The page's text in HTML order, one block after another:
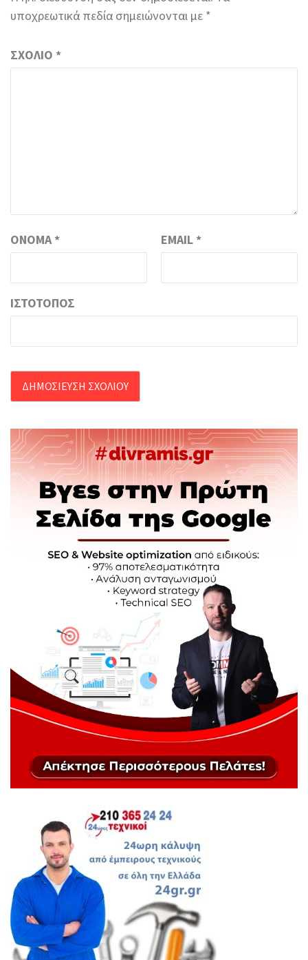
υποχρεωτικά πεδία σημειώνονται με *
ΣΧΌΛΙΟ *
ΌΝΟΜΑ* EMAIL *
ΙΣΤΌΤΟΠΟΣ